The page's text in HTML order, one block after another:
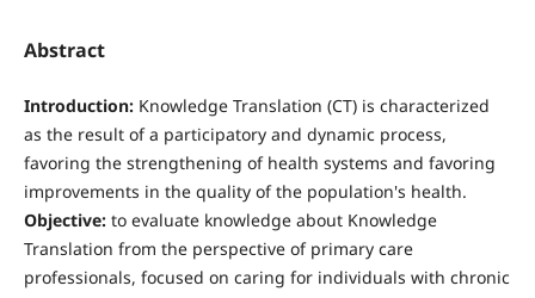
Abstract
Introduction:Knowledge Translation (CT) is characterized
as the result of a participatory and dynamic process,
favoring the strengthening of health systems and favoring
improvements in the quality of the population's health.
Objective:to evaluate knowledge about Knowledge
Translation from the perspective of primary care
professionals, focused on caring for individuals with chronic